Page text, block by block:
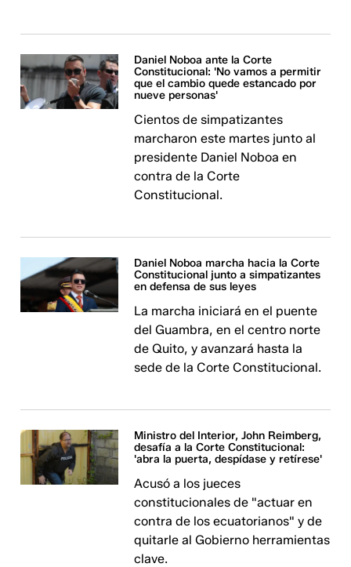
Daniel Noboa ante la Corte
Constitucional: 'No vamos a permitir
que el cambio quede estancado por
nueve personas'
Cientos de simpatizantes
marcharon este martes junto al
presidente Daniel Noboa en
contra de la Corte
Constitucional.
Daniel Noboa marcha hacia la Corte
Constitucional junto a simpatizantes
en defensa de sus leyes
La marcha iniciará en el puente
del Guambra, en el centro norte
de Quito, y avanzará hasta la
sede de la Corte Constitucional.
Ministro del Interior, John Reimberg,
desafía a la Corte Constitucional:
'abra la puerta, despídase y retírese'
Acusó a los jueces
constitucionales de "actuar en
contra de los ecuatorianos" y de
quitarle al Gobierno herramientas
clave.